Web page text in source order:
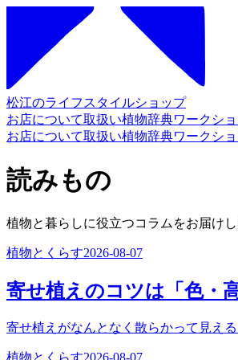
松江のライフスタイルショップ
お店について取扱い植物辞典ワークシ
お店について取扱い植物辞典ワークシ
読みもの
植物と暮らしに役立つコラムをお届け
植物とくらす2026-08-07
寄せ植えのコツは「色・
寄せ植えがなんとなく散らかって見え
植物とくらす2026-08-07